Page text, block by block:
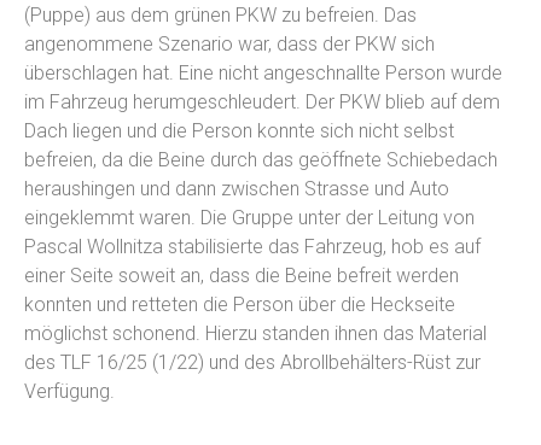
(Puppe) aus dem grünen PKW zu befreien. Das
angenommene Szenario war, dass der PKW sich
überschlagen hat. Eine nicht angeschnallte Person wurde
im Fahrzeug herumgeschleudert. Der PKW blieb auf dem
Dach liegen und die Person konnte sich nicht selbst
befreien, da die Beine durch das geöffnete Schiebedach
heraushingen und dann zwischen Strasse und Auto
eingeklemmt waren. Die Gruppe unter der Leitung von
Pascal Wollnitza stabilisierte das Fahrzeug, hob es auf
einer Seite soweit an, dass die Beine befreit werden
konnten und retteten die Person über die Heckseite
möglichst schonend. Hierzu standen ihnen das Material
des TLF 16/25 (1/22) und des Abrollbehälters-Rüst zur
Verfügung.